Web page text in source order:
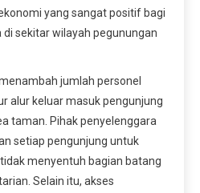
yang sangat positif bagi
sekitar wilayah pegunungan
jumlah personel
alur keluar masuk pengunjung
taman. Pihak penyelenggara
setiap pengunjung untuk
menyentuh bagian batang
Selain itu, akses